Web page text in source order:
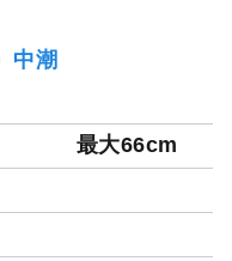
中潮
最大66cm